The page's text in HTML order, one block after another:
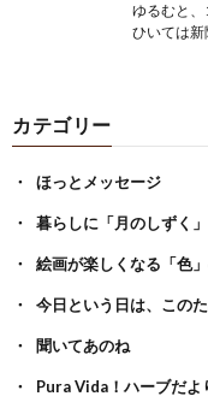
ゆるむと、
ひいては
カテゴリー
ほっとメッセージ
暮らしに「月のしずく
絵画が楽しくなる「色
今日という日は、この
聞いてあのね
Pura Vida！ハーブだよ